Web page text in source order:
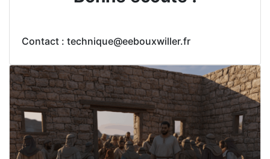
Contact : technique@eebouxwiller.fr